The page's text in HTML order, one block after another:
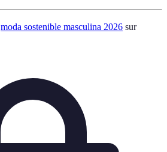
moda sostenible masculina 2026 sur